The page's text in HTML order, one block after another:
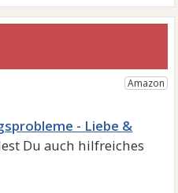
- Liebe &